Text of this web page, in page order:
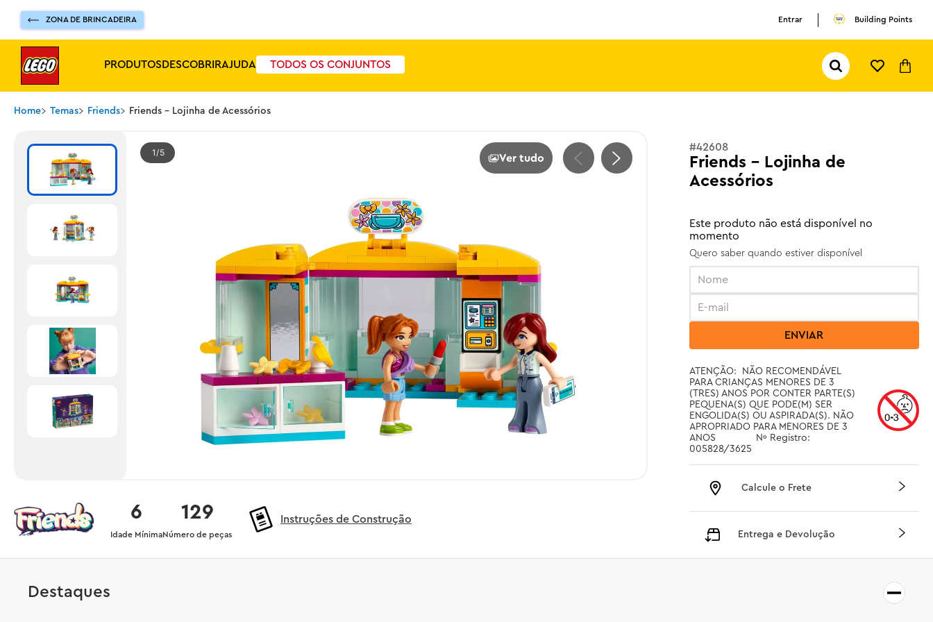
ZONA DE BRINCADEIRA Entrar Building Points
PRODUTOSDESCOBRIRAJUDA TODOS OS CONJUNTOS
Pesquisar...
Home Temas Friends Friends - Lojinha de Acessórios
1 5 Ver tudo
129
Número de peças
6
Idade Mínima
Instruções de Construção
#42608
Friends - Lojinha de
Acessórios
Este produto não está disponível no
momento
Quero saber quando estiver disponível
ENVIAR
ATENÇÃO:  NÃO RECOMENDÁVEL
PARA CRIANÇAS MENORES DE 3
(TRES) ANOS POR CONTER PARTE(S)
PEQUENA(S) QUE PODE(M) SER
ENGOLIDA(S) OU ASPIRADA(S). NÃO
APROPRIADO PARA MENORES DE 3
ANOS		Nº Registro:
005828/3625
Calcule o Frete
Entrega e Devolução
Destaques
pokemon
ferrari